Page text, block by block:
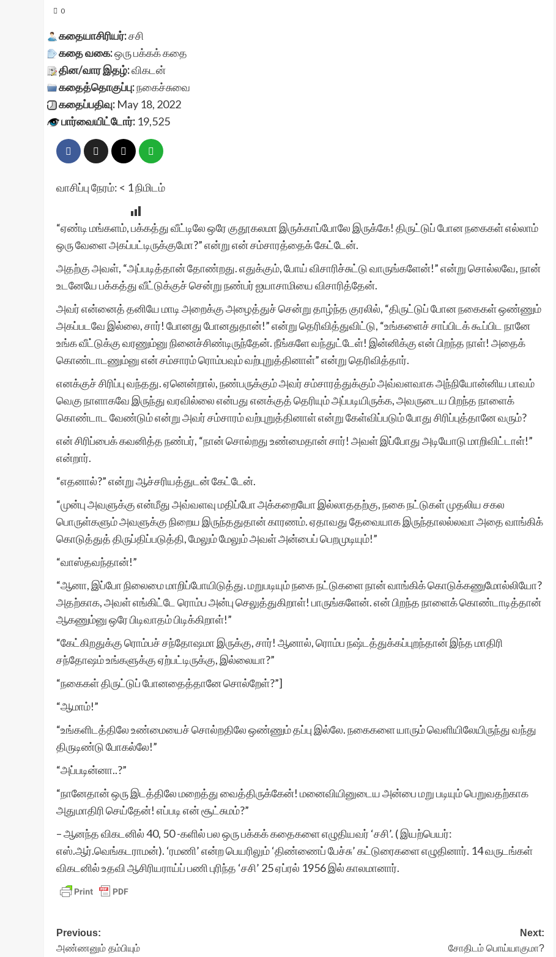
0
கதையாசிரியர்:சசி
கதை வகை:ஒரு பக்கக் கதை
தின/வார இதழ்:விகடன்
கதைத்தொகுப்பு:நகைச்சுவை
கதைப்பதிவு: May 18, 2022
பார்வையிட்டோர்: 19,525
வாசிப்பு நேரம்: < 1நிமிடம்
“ஏண்டி மங்களம், பக்கத்து வீட்டிலே ஒரே குதூகலமா இருக்காப்போலே இருக்கே! திருட்டுப் போன நகைகள் எல்லாம்
ஒரு வேளை அகப்பட்டிருக்குமோ?” என்று என் சம்சாரத்தைக் கேட்டேன்.
அதற்கு அவள், “அப்படித்தான் தோண்றது. எதுக்கும், போய் விசாரிச்சுட்டு வாருங்களேன்!” என்று சொல்லவே, நான்
உடனேயே பக்கத்து வீட்டுக்குச் சென்று நண்பர் ஐயாசாமியை விசாரித்தேன்.
அவர் என்னைத் தனியே மாடி அறைக்கு அழைத்துச் சென்று தாழ்ந்த குரலில், “திருட்டுப் போன நகைகள் ஒண்ணும்
அகப்படவே இல்லை, சார்! போனது போனதுதான்!” என்று தெரிவித்துவிட்டு, “உங்களைச் சாப்பிடக் கூப்பிட நானே
உங்க வீட்டுக்கு வரணும்னு நினைச்சிண்டிருந்தேன். நீங்களே வந்துட்டேள்! இன்னிக்கு என் பிறந்த நாள்! அதைக்
கொண்டாடணும்னு என் சம்சாரம் ரொம்பவும் வற்புறுத்தினாள்” என்று தெரிவித்தார்.
எனக்குச் சிரிப்பு வந்தது. ஏனென்றால், நண்பருக்கும் அவர் சம்சாரத்துக்கும் அவ்வளவாக அந்நியோன்னிய பாவம்
வெகு நாளாகவே இருந்து வரவில்லை என்பது எனக்குத் தெரியும் அப்படியிருக்க, அவருடைய பிறந்த நாளைக்
கொண்டாட வேண்டும் என்று அவர் சம்சாரம் வற்புறுத்தினாள் என்று கேள்விப்படும் போது சிரிப்புத்தானே வரும்?
என் சிரிப்பைக் கவனித்த நண்பர், “நான் சொல்றது உண்மைதான் சார்! அவள் இப்போது அடியோடு மாறிவிட்டாள்!”
என்றார்.
“எதனால்?” என்று ஆச்சரியத்துடன் கேட்டேன்.
“முன்பு அவளுக்கு என்மீது அவ்வளவு மதிப்போ அக்கறையோ இல்லாததற்கு, நகை நட்டுகள் முதலிய சகல
பொருள்களும் அவளுக்கு நிறைய இருந்ததுதான் காரணம். ஏதாவது தேவையாக இருந்தாலல்லவா அதை வாங்கிக்
கொடுத்துத் திருப்திப்படுத்தி, மேலும் மேலும் அவள் அன்பைப் பெறமுடியும்!”
“வாஸ்தவந்தான்!”
“ஆனா, இப்போ நிலைமை மாறிப்போயிடுத்து. மறுபடியும் நகை நட்டுகளை நான் வாங்கிக் கொடுக்கணுமோல்லியோ?
அதற்காக, அவள் எங்கிட்டே ரொம்ப அன்பு செலுத்துகிறாள்! பாருங்களேன். என் பிறந்த நாளைக் கொண்டாடித்தான்
ஆகணும்னு ஒரே பிடிவாதம் பிடிக்கிறாள்!”
“கேட்கிறதுக்கு ரொம்பச் சந்தோஷமா இருக்கு, சார்! ஆனால், ரொம்ப நஷ்டத்துக்கப்புறந்தான் இந்த மாதிரி
சந்தோஷம் உங்களுக்கு ஏற்பட்டிருக்கு, இல்லையா?”
“நகைகள் திருட்டுப் போனதைத்தானே சொல்றேள்?”]
“ஆமாம்!”
“உங்களிடத்திலே உண்மையைச் சொல்றதிலே ஒண்ணும் தப்பு இல்லே. நகைகளை யாரும் வெளியிலேயிருந்து வந்து
திருடிண்டு போகல்லே!”
“அப்படின்னா..?”
“நானேதான் ஒரு இடத்திலே மறைத்து வைத்திருக்கேன்! மனைவியினுடைய அன்பை மறு படியும் பெறுவதற்காக
அதுமாதிரி செய்தேன்! எப்படி என் சூட்சுமம்?”
– ஆனந்த விகடனில் 40, 50 -களில் பல ஒரு பக்கக் கதைகளை எழுதியவர் ‘சசி’. ( இயற்பெயர்:
எஸ்.ஆர்.வெங்கடராமன்). ‘ரமணி’ என்ற பெயரிலும் ‘திண்ணைப் பேச்சு’ கட்டுரைகளை எழுதினார். 14 வருடங்கள்
விகடனில் உதவி ஆசிரியராய்ப் பணி புரிந்த ‘சசி’ 25 ஏப்ரல் 1956 இல் காலமானார்.
Post
Previous:
அண்ணனும் தம்பியும்
Next:
சோதிடம் பொய்யாகுமா?
இந்த தளத்தின் சேவை
சொல்லில்
அடங்குவதில்லை. வளர்ந்து
பார்வதி இராமச்சந்திரன்